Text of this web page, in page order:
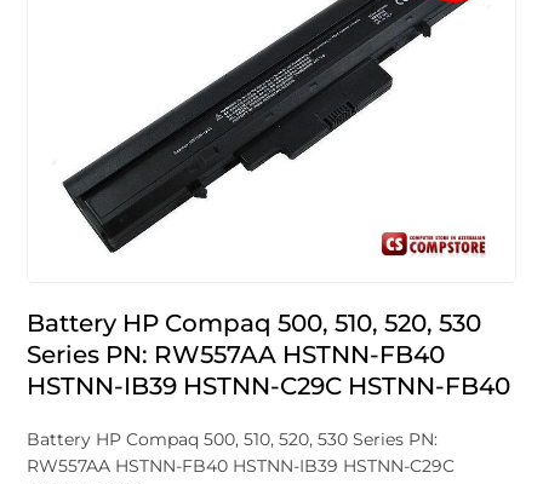
Battery HP Compaq 500, 510, 520, 530
Series PN: RW557AA HSTNN-FB40
HSTNN-IB39 HSTNN-C29C HSTNN-FB40
Battery HP Compaq 500, 510, 520, 530 Series PN:
RW557AA HSTNN-FB40 HSTNN-IB39 HSTNN-C29C